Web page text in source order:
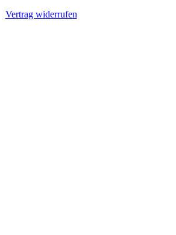
Vertrag widerrufen